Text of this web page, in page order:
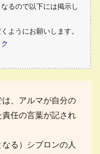
るので以下には掲示し
ようにお願いします。
、アルマが自分の
任の言葉が記され
る）シブロンの人